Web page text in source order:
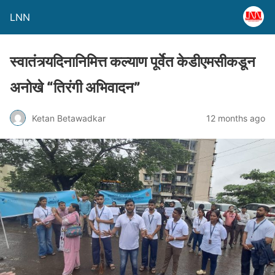
LNN
स्वातंत्र्यदिनानिमित्त कल्याण पूर्वेत केडीएमसीकडून
अनोखे “तिरंगी अभिवादन”
Ketan Betawadkar 12 months ago